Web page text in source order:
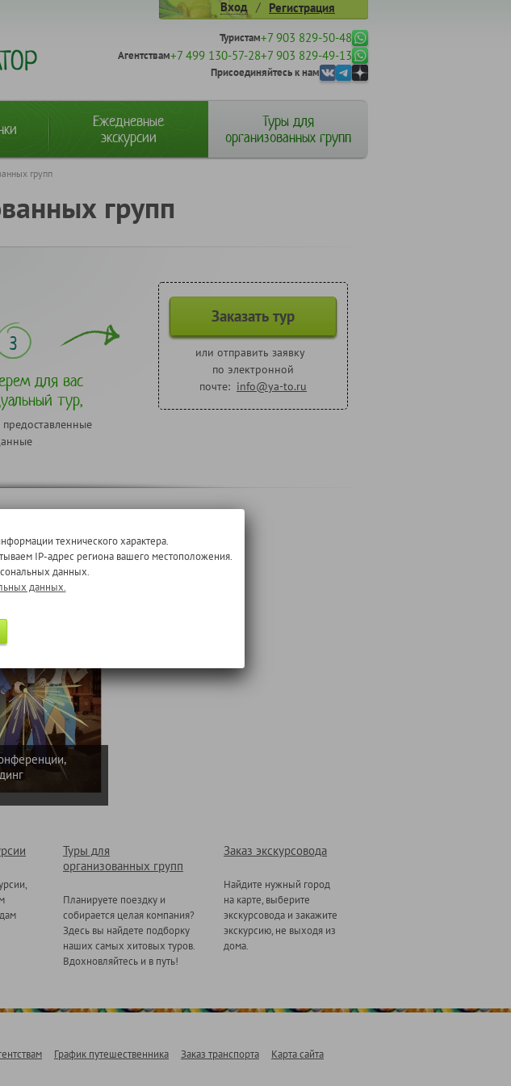
Вход / Регистрация
Туристам+7 903 829-50-48
Агентствам+7 499 130-57-28+7 903 829-49-13
Присоединяйтесь к нам
Ежедневные
экскурсии
Туры для
организованных групп
групп
групп
3
для вас
тур,
предоставленные
Заказать тур
или отправить заявку
по электронной
почте: info@ya-to.ru
Туры для
организованных групп
Планируете поездку и
собирается целая компания?
Здесь вы найдете подборку
наших самых хитовых туров.
Вдохновляйтесь и в путь!
Заказ экскурсовода
Найдите нужный город
на карте, выберите
экскурсовода и закажите
экскурсию, не выходя из
дома.
График путешественника Заказ транспорта Карта сайта
технического характера.
IP-адрес региона вашего местоположения.
данных.
данных.